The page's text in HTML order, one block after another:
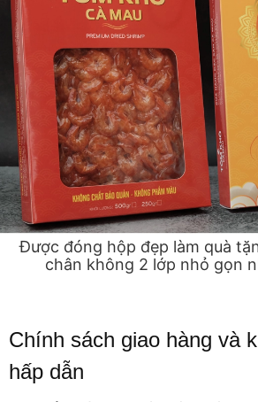
Được đóng hộp đẹp làm quà
chân không 2 lớp nhỏ gọn
Chính sách giao hàng và
hấp dẫn